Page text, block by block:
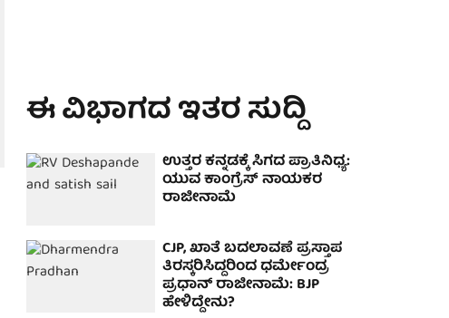
ಈ ವಿಭಾಗದ ಇತರ ಸುದ್ದಿ
ಉತ್ತರ ಕನ್ನಡಕ್ಕೆ ಸಿಗದ ಪ್ರಾತಿನಿಧ್ಯ:
ಯುವ ಕಾಂಗ್ರೆಸ್ ನಾಯಕರ
ರಾಜೀನಾಮೆ
CJP, ಖಾತೆ ಬದಲಾವಣೆ ಪ್ರಸ್ತಾಪ
ತಿರಸ್ಕರಿಸಿದ್ದರಿಂದ ಧರ್ಮೇಂದ್ರ
ಪ್ರಧಾನ್ ರಾಜೀನಾಮೆ: BJP
ಹೇಳಿದ್ದೇನು?